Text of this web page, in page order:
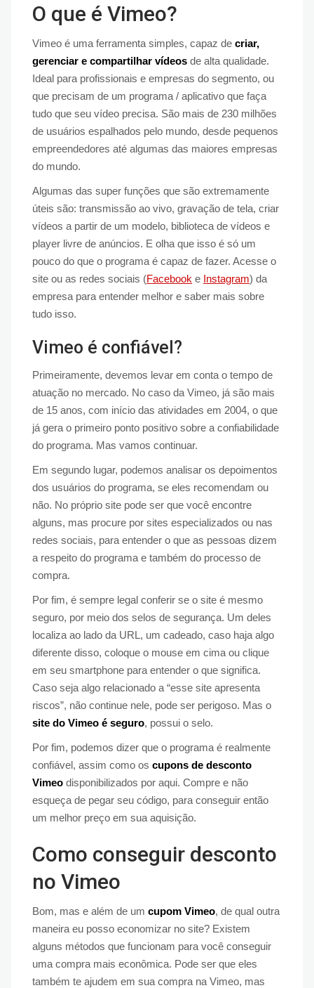
O que é Vimeo?
Vimeo é uma ferramenta simples, capaz de criar,
gerenciar e compartilhar vídeos de alta qualidade.
Ideal para profissionais e empresas do segmento, ou
que precisam de um programa / aplicativo que faça
tudo que seu vídeo precisa. São mais de 230 milhões
de usuários espalhados pelo mundo, desde pequenos
empreendedores até algumas das maiores empresas
do mundo.
Algumas das super funções que são extremamente
úteis são: transmissão ao vivo, gravação de tela, criar
vídeos a partir de um modelo, biblioteca de vídeos e
player livre de anúncios. E olha que isso é só um
pouco do que o programa é capaz de fazer. Acesse o
site ou as redes sociais (Facebook e Instagram) da
empresa para entender melhor e saber mais sobre
tudo isso.
Vimeo é confiável?
Primeiramente, devemos levar em conta o tempo de
atuação no mercado. No caso da Vimeo, já são mais
de 15 anos, com início das atividades em 2004, o que
já gera o primeiro ponto positivo sobre a confiabilidade
do programa. Mas vamos continuar.
Em segundo lugar, podemos analisar os depoimentos
dos usuários do programa, se eles recomendam ou
não. No próprio site pode ser que você encontre
alguns, mas procure por sites especializados ou nas
redes sociais, para entender o que as pessoas dizem
a respeito do programa e também do processo de
compra.
Por fim, é sempre legal conferir se o site é mesmo
seguro, por meio dos selos de segurança. Um deles
localiza ao lado da URL, um cadeado, caso haja algo
diferente disso, coloque o mouse em cima ou clique
em seu smartphone para entender o que significa.
Caso seja algo relacionado a “esse site apresenta
riscos”, não continue nele, pode ser perigoso. Mas o
site do Vimeo é seguro, possui o selo.
Por fim, podemos dizer que o programa é realmente
confiável, assim como os cupons de desconto
Vimeo disponibilizados por aqui. Compre e não
esqueça de pegar seu código, para conseguir então
um melhor preço em sua aquisição.
Como conseguir desconto
no Vimeo
Bom, mas e além de um cupom Vimeo, de qual outra
maneira eu posso economizar no site? Existem
alguns métodos que funcionam para você conseguir
uma compra mais econômica. Pode ser que eles
também te ajudem em sua compra na Vimeo, mas